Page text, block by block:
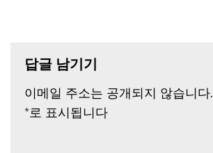
답글 남기기
이메일 주소는 공개되지 않습니다.
*로 표시됩니다